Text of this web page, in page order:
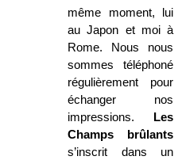
même moment, lui
au Japon et moi à
Rome. Nous nous
sommes téléphoné
régulièrement pour
échanger nos
impressions. Les
Champs brûlants
s’inscrit dans un